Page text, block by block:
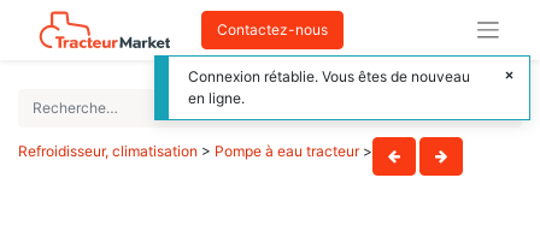
Contactez-nous
Refroidisseur, climatisation > Pompe à eau tracteur>
Connexion rétablie. Vous êtes de nouveau
en ligne.